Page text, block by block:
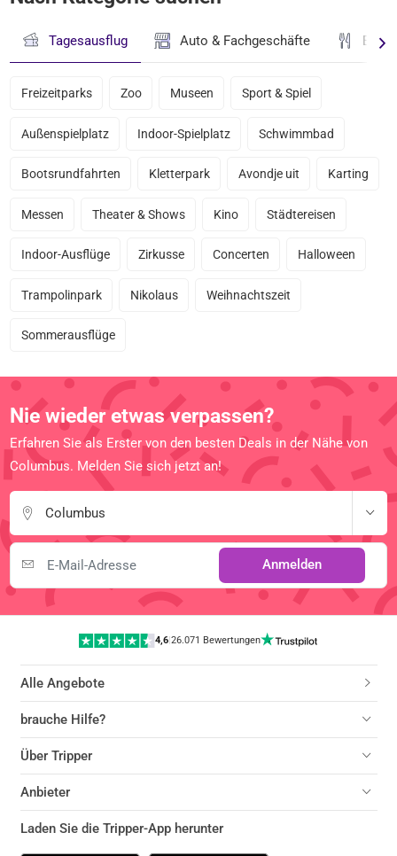
Tagesausflug Auto & Fachgeschäfte
Freizeitparks Zoo Museen Sport & Spiel
Außenspielplatz Indoor-Spielplatz Schwimmbad
Bootsrundfahrten Kletterpark Avondje uit Karting
Messen Theater & Shows Kino Städtereisen
Indoor-Ausflüge Zirkusse Concerten Halloween
Trampolinpark Nikolaus Weihnachtszeit
Sommerausflüge
Nie wieder etwas verpassen?
Erfahren Sie als Erster von den besten Deals in der Nähe von
Columbus. Melden Sie sich jetzt an!
Columbus
Anmelden
4,6| 26.071 Bewertungen
Alle Angebote
brauche Hilfe?
Über Tripper
Anbieter
Laden Sie die Tripper-App herunter